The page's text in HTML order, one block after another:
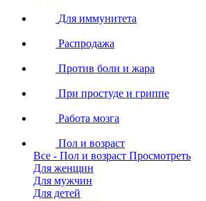
Для иммунитета
Распродажа
Против боли и жара
При простуде и гриппе
Работа мозга
Пол и возраст
Все - Пол и возраст Просмотреть
Для женщин
Для мужчин
Для детей